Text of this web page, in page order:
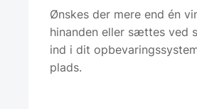
Ønskes der mere end én
hinanden eller sættes ved
ind i dit
plads.